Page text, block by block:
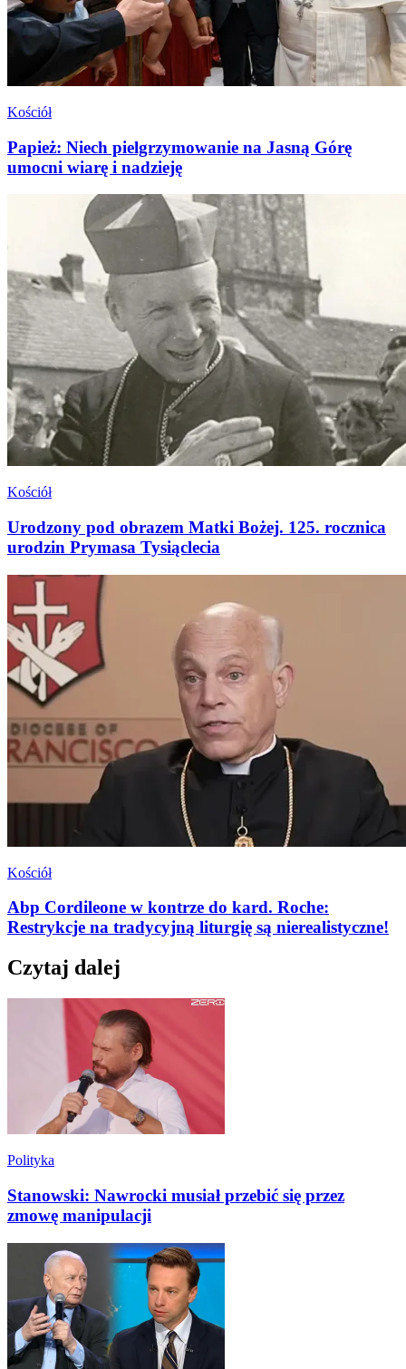
Kościół
Papież: Niech pielgrzymowanie na Jasną Górę
umocni wiarę i nadzieję
Kościół
Urodzony pod obrazem Matki Bożej. 125. rocznica
urodzin Prymasa Tysiąclecia
Kościół
Abp Cordileone w kontrze do kard. Roche:
Restrykcje na tradycyjną liturgię są nierealistyczne!
Czytaj dalej
Polityka
Stanowski: Nawrocki musiał przebić się przez
zmowę manipulacji